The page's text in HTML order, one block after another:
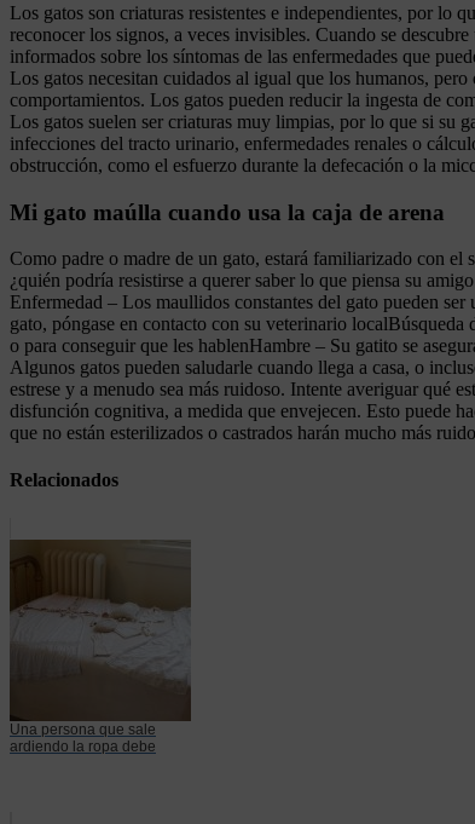
Los gatos son criaturas resistentes e independientes, por lo
reconocer los signos, a veces invisibles. Cuando se
informados sobre los síntomas de las enfermedades que
Los gatos necesitan cuidados al igual que los humanos,
comportamientos. Los gatos pueden reducir la ingesta de
Los gatos suelen ser criaturas muy limpias, por lo que si su
infecciones del tracto urinario, enfermedades renales o
obstrucción, como el esfuerzo durante la defecación o la
Mi gato maúlla cuando usa la caja de arena
Como padre o madre de un gato, estará familiarizado con
¿quién podría resistirse a querer saber lo que piensa su
Enfermedad – Los maullidos constantes del gato pueden
gato, póngase en contacto con su veterinario
o para conseguir que les hablenHambre – Su gatito se
Algunos gatos pueden saludarle cuando llega a casa, o
estrese y a menudo sea más ruidoso. Intente averiguar qué
disfunción cognitiva, a medida que envejecen. Esto puede
que no están esterilizados o castrados harán mucho más
Relacionados
Una persona que sale
ardiendo la ropa debe